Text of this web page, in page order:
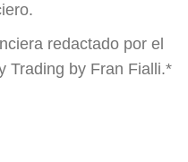
redactado por el
Trading by Fran Fialli.*